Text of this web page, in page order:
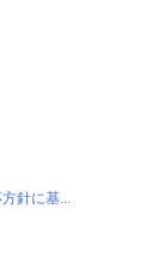
針に基...